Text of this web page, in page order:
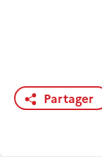
Partager